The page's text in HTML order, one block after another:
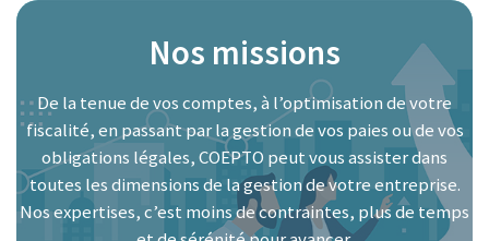
Nos missions
De la tenue de vos comptes, à l’optimisation de votre
fiscalité, en passant par la gestion de vos paies ou de vos
obligations légales, COEPTO peut vous assister dans
toutes les dimensions de la gestion de votre entreprise.
Nos expertises, c’est moins de contraintes, plus de temps